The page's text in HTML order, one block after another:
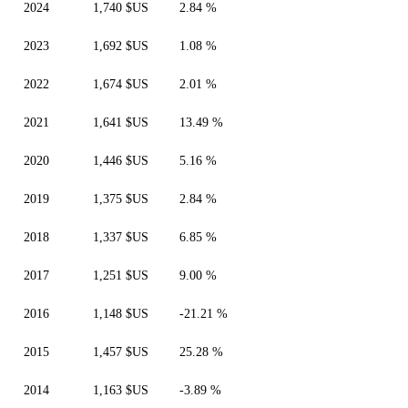
2024 1,740 $US 2.84 %
2023 1,692 $US 1.08 %
2022 1,674 $US 2.01 %
2021 1,641 $US 13.49 %
2020 1,446 $US 5.16 %
2019 1,375 $US 2.84 %
2018 1,337 $US 6.85 %
2017 1,251 $US 9.00 %
2016 1,148 $US -21.21 %
2015 1,457 $US 25.28 %
2014 1,163 $US -3.89 %